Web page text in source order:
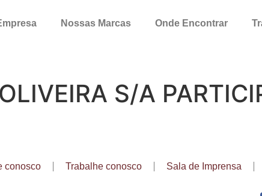
Nossas Marcas Onde Encontrar
S/A
conosco Trabalhe conosco Sala de Imprensa